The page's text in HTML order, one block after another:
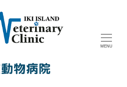
物病院
MENU